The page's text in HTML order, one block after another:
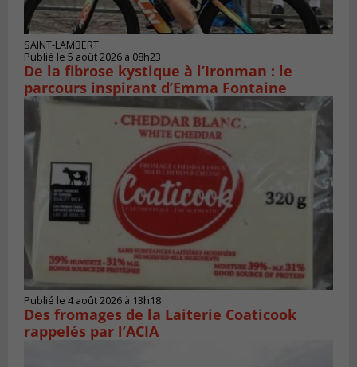
SAINT-LAMBERT
Publié le 5 août 2026 à 08h23
De la fibrose kystique à l’Ironman : le
parcours inspirant d’Emma Fontaine
Publié le 4 août 2026 à 13h18
Des fromages de la Laiterie Coaticook
rappelés par l’ACIA